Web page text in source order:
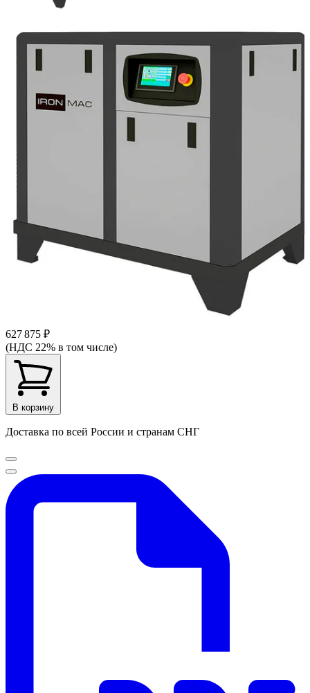
627 875 ₽
(НДС 22% в том числе)
В корзину
Доставка по всей России и странам СНГ